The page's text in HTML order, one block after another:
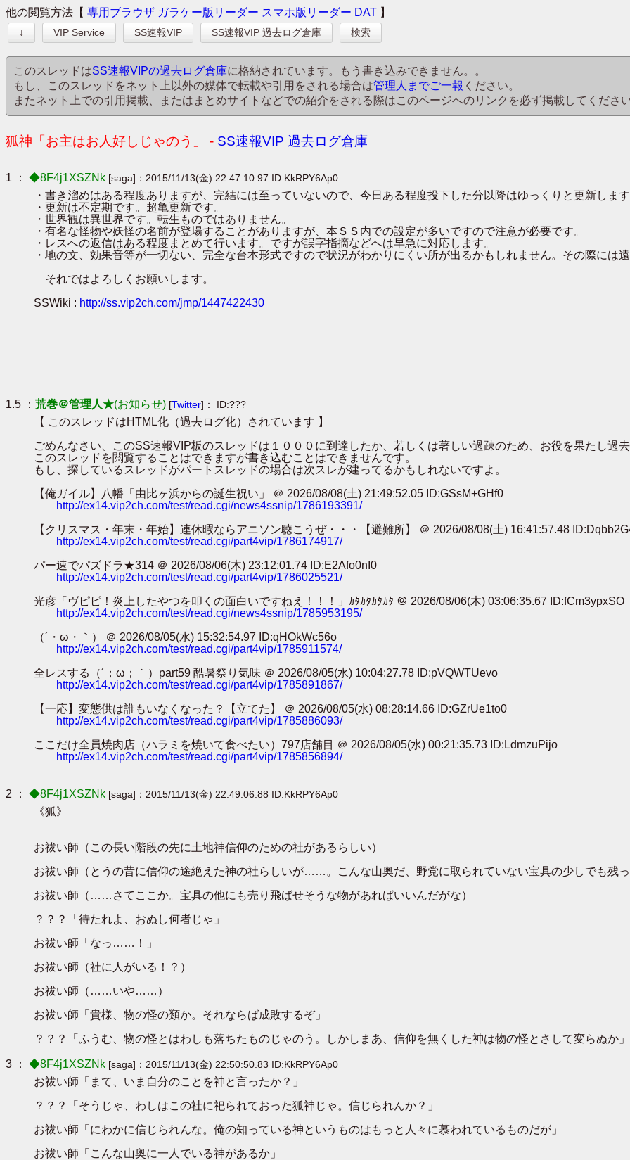
他の閲覧方法【 専用ブラウザ ガラケー版リーダー スマホ版リーダー DAT 】
↓ VIP Service SS速報VIP SS速報VIP 過去ログ倉庫 検索
このスレッドはSS速報VIPの過去ログ倉庫に格納されています。もう書き込みできません。。
もし、このスレッドをネット上以外の媒体で転載や引用をされる場合は管理人までご一報 ください。
またネット上での引用掲載、またはまとめサイトなどでの紹介をされる際はこのページへのリンクを必ず掲載してくださ
狐神「お主はお人好しじゃのう」 - SS速報VIP 過去ログ倉庫
1 ： ◆8F4j1XSZNk [saga]：2015/11/13(金) 22:47:10.97 ID:KkRPY6Ap0
・書き溜めはある程度ありますが、完結には至っていないので、今日ある程度投下した分以降はゆっくりと更新しま
・更新は不定期です。超亀更新です。
・世界観は異世界です。転生ものではありません。
・有名な怪物や妖怪の名前が登場することがありますが、本ＳＳ内での設定が多いですので注意が必要です。
・レスへの返信はある程度まとめて行います。ですが誤字指摘などへは早急に対応します。
・地の文、効果音等が一切ない、完全な台本形式ですので状況がわかりにくい所が出るかもしれません。その際には
それではよろしくお願いします。
SSWiki : http://ss.vip2ch.com/jmp/1447422430
1.5 ： 荒巻＠管理人★(お知らせ) [Twitter]： ID:???
【 このスレッドはHTML化（過去ログ化）されています 】
ごめんなさい、このSS速報VIP板のスレッドは１０００に到達したか、若しくは著しい過疎のため、お役を果たし過
このスレッドを閲覧することはできますが書き込むことはできませんです。
もし、探しているスレッドがパートスレッドの場合は次スレが建ってるかもしれないですよ。
【俺ガイル】八幡「由比ヶ浜からの誕生祝い」 ＠ 2026/08/08(土) 21:49:52.05 ID:GSsM+GHf0
http://ex14.vip2ch.com/test/read.cgi/news4ssnip/1786193391/
【クリスマス・年末・年始】連休暇ならアニソン聴こうぜ・・・【避難所】 ＠ 2026/08/08(土) 16:41:57.48
http://ex14.vip2ch.com/test/read.cgi/part4vip/1786174917/
パー速でパズドラ★314 ＠ 2026/08/06(木) 23:12:01.74 ID:E2Afo0nI0
http://ex14.vip2ch.com/test/read.cgi/part4vip/1786025521/
光彦「ヴピピ！炎上したやつを叩くの面白いですねえ！！！」ｶﾀｶﾀｶﾀｶﾀ ＠ 2026/08/06(木) 03:06:35.67 ID:fCm3ypxSO
http://ex14.vip2ch.com/test/read.cgi/news4ssnip/1785953195/
（´・ω・｀） ＠ 2026/08/05(水) 15:32:54.97 ID:qHOkWc56o
http://ex14.vip2ch.com/test/read.cgi/part4vip/1785911574/
全レスする（´；ω；｀）part59 酷暑祭り気味 ＠ 2026/08/05(水) 10:04:27.78 ID:pVQWTUevo
http://ex14.vip2ch.com/test/read.cgi/part4vip/1785891867/
【一応】変態供は誰もいなくなった？【立てた】 ＠ 2026/08/05(水) 08:28:14.66 ID:GZrUe1to0
http://ex14.vip2ch.com/test/read.cgi/part4vip/1785886093/
ここだけ全員焼肉店（ハラミを焼いて食べたい）797店舗目 ＠ 2026/08/05(水) 00:21:35.73 ID:LdmzuPijo
http://ex14.vip2ch.com/test/read.cgi/part4vip/1785856894/
2 ： ◆8F4j1XSZNk [saga]：2015/11/13(金) 22:49:06.88 ID:KkRPY6Ap0
《狐》
お祓い師（この長い階段の先に土地神信仰のための社があるらしい）
お祓い師（とうの昔に信仰の途絶えた神の社らしいが……。こんな山奥だ、野党に取られていない宝具の少しでも残
お祓い師（……さてここか。宝具の他にも売り飛ばせそうな物があればいいんだがな）
？？？「待たれよ、おぬし何者じゃ」
お祓い師「なっ……！」
お祓い師（社に人がいる！？）
お祓い師（……いや……）
お祓い師「貴様、物の怪の類か。それならば成敗するぞ」
？？？「ふうむ、物の怪とはわしも落ちたものじゃのう。しかしまあ、信仰を無くした神は物の怪とさして変らぬか」
3 ： ◆8F4j1XSZNk [saga]：2015/11/13(金) 22:50:50.83 ID:KkRPY6Ap0
お祓い師「まて、いま自分のことを神と言ったか？」
？？？「そうじゃ、わしはこの社に祀られておった狐神じゃ。信じられんか？」
お祓い師「にわかに信じられんな。俺の知っている神というものはもっと人々に慕われているものだが」
お祓い師「こんな山奥に一人でいる神があるか」